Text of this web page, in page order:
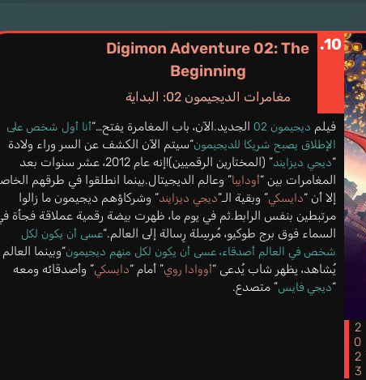
10.
Digimon Adventure 02: The
Beginning
مغامرات الديجيمون 02: البداية
2023
فيلم ديجيمون 02 الجديد.الآن، باب المغامرة يفتح…“أنا أول شخص على
الإطلاق يصبح شريكا للديجيمون“سيتم الآن الكشف عن السر وراء ولادة
“ديجي ديزايند
” (المختارين الرقميين)!إنه عام 2012، عشر سنوات بعد
المغامرات بين “أودايبا” وعالم الديجيتال.بينما انطلقوا في طرقهم
إلا أن “دايسكي” وبقية الـ”ديجي ديزايند” وشركاؤهم ديجيمون ما زالوا
مرتبطين بنفس الرابط.ثم في يوم ما، ظهرت بيضة رقمية عملاقة فجأة
السماء فوق برج طوكيو، مُرسِلة رِسالة إلى العالم.“عسى أن يكون لكل
شخص في العالم أصدقاء، عسى أن يكون لكل منهم ديجيمون“وبينما العالم
يُشاهد، يظهر شاب يُدعى “أووادا روي” أمام “دايسكي” وأصدقائه ومعه
“ديجي فايس” متصدع.